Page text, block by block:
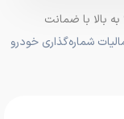
خودرو شاپ، خرید و فروش خودرو اقساطی مدل ۹۰ به بالا با ضمانت
شماره‌گذاری خودرو